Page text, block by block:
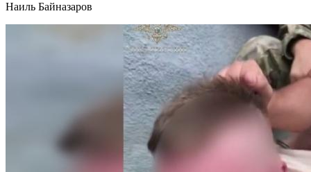
Наиль Байназаров